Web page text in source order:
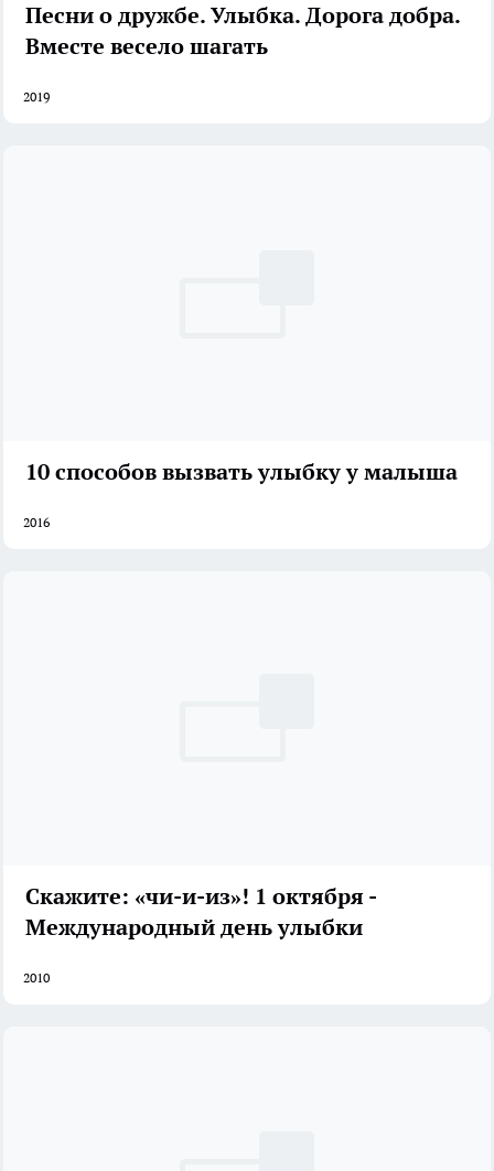
Песни о дружбе. Улыбка. Дорога добра.
Вместе весело шагать
2019
10 способов вызвать улыбку у малыша
2016
Скажите: «чи-и-из»! 1 октября -
Международный день улыбки
2010